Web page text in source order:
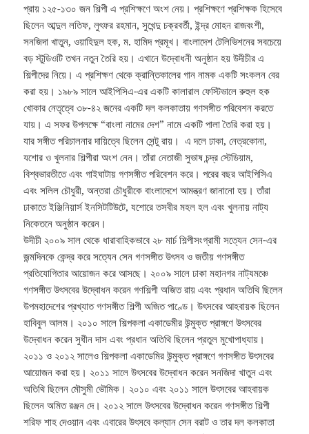
প্রায় ১২৫-১৩০ জন শিল্পী এ প্রশিক্ষণে অংশ নেয়। প্রশিক্ষণে প্রশিক্ষক হিসেবে
ছিলেন আব্দুল লতিফ, লুৎফর রহমান, সুখেন্দু চক্রবর্তী, ইন্দ্র মোহন রাজবংশী,
সনজিদা খাতুন, ওয়াহিদুল হক, ম. হামিদ প্রমূখ। বাংলাদেশ টেলিভিশনের সবচেয়ে
বড় স্টুডিওটি তখন নতুন তৈরি হয়। এখানে উদ্বোধনী অনুষ্ঠান হয় উদীচীর এ
শিল্পীদের নিয়ে। এ প্রশিক্ষণ থেকে ক্রান্তিকালের গান নামক একটি সংকলন বের
করা হয়। ১৯৮৯ সালে আইপিসিএ-এর একটি কালারাল ফেস্টিভালে রুহুল হক
খোকার নেতৃত্বে ৩৮-৪২ জনের একটি দল কলকাতায় গণসঙ্গীত পরিবেশন করতে
যায়। এ সফর উপলক্ষে “বাংলা নামের দেশ” নামে একটি পালা তৈরি করা হয়।
যার সঙ্গীত পরিচালনার দায়িত্বে ছিলেন সেন্টু রায়। এ দলে ঢাকা, নেত্রকোনা,
যশোর ও খুলনার শিল্পীরা অংশ নেন। তাঁরা নেতাজী সুভাষ চন্দ্র স্টেডিয়াম,
বিশ্বভারতীতে এবং গাইঘাটায় গণসঙ্গীত পরিবেশন করে। পরের বছর আইপিসিএ
এবং সলিল চৌধুরী, অন্তরা চৌধুরীকে বাংলাদেশে আমন্ত্রণ জানানো হয়। তাঁরা
ঢাকাতে ইঞ্জিনিয়ার্স ইনসিটটিউটে, যশোরে তসবীর মহল হল এবং খুলনায় নাট্য
নিকেতনে অনুষ্ঠান করেন।
উদীচী ২০০৯ সাল থেকে ধারাবাহিকভাবে ২৮ মার্চ শিল্পীসংগ্রামী সত্যেন সেন-এর
জন্মদিনকে কেন্দ্র করে সত্যেন সেন গণসঙ্গীত উৎসব ও জতীয় গণসঙ্গীত
প্রতিযোগিতার আয়োজন করে আসছে। ২০০৯ সালে ঢাকা মহানগর নাট্যমঞ্চে
গণসঙ্গীত উৎসবের উদ্বোধন করেন গণশিল্পী অজিত রায় এবং প্রধান অতিথি ছিলেন
উপমহাদেশের প্রখ্যাত গণসঙ্গীত শিল্পী অজিত পাণ্ডে। উৎসবের আহবায়ক ছিলেন
হাবিবুল আলম। ২০১০ সালে শিল্পকলা একাডেমীর উন্মুক্ত প্রাঙ্গণে উৎসবের
উদ্বোধন করেন সুধীন দাস এবং প্রধান অতিথি ছিলেন প্রতুল মুখোপাধ্যায়।
২০১১ ও ২০১২ সালেও শিল্পকলা একাডেমির উন্মুক্ত প্রাঙ্গণে গণসঙ্গীত উৎসবের
আয়োজন করা হয়। ২০১১ সালে উৎসবের উদ্বোধন করেন সনজিদা খাতুন এবং
অতিথি ছিলেন মৌসুমী ভৌমিক। ২০১০ এবং ২০১১ সালে উৎসবের আহবায়ক
ছিলেন অমিত রঞ্জন দে। ২০১২ সালে উৎসবের উদ্বোধন করেন গণসঙ্গীত শিল্পী
শরিফ শাহ দেওয়ান এবং এবারের উৎসবে কল্যান সেন বরাট ও তার দল কলকাতা